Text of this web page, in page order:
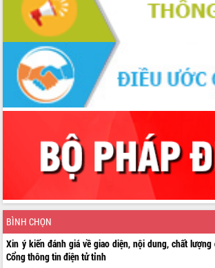
BÌNH CHỌN
Xin ý kiến đánh giá về giao diện, nội dung, chất
Cổng thông tin điện tử tỉnh